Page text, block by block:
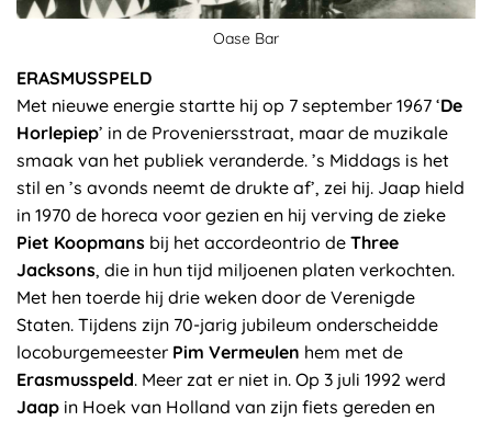
Oase Bar
ERASMUSSPELD
Met nieuwe energie startte hij op 7 september 1967 ‘De
Horlepiep’ in de Proveniersstraat, maar de muzikale
smaak van het publiek veranderde. ’s Middags is het
stil en ’s avonds neemt de drukte af’, zei hij. Jaap hield
in 1970 de horeca voor gezien en hij verving de zieke
Piet Koopmans bij het accordeontrio de Three
Jacksons, die in hun tijd miljoenen platen verkochten.
Met hen toerde hij drie weken door de Verenigde
Staten. Tijdens zijn 70-jarig jubileum onderscheidde
locoburgemeester Pim Vermeulen hem met de
Erasmusspeld. Meer zat er niet in. Op 3 juli 1992 werd
Jaap in Hoek van Holland van zijn fiets gereden en